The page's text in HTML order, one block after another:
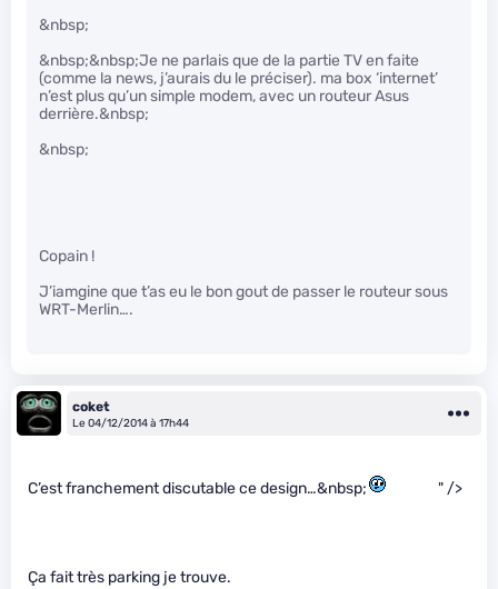
&nbsp;
&nbsp;&nbsp;Je ne parlais que de la partie TV en faite
(comme la news, j’aurais du le préciser). ma box ‘internet’
n’est plus qu’un simple modem, avec un routeur Asus
derrière.&nbsp;
&nbsp;
Copain !
J’iamgine que t’as eu le bon gout de passer le routeur sous
WRT-Merlin….
coket
Le 04/12/2014 à 17h44
C’est franchement discutable ce design…&nbsp; " />
Ça fait très parking je trouve.